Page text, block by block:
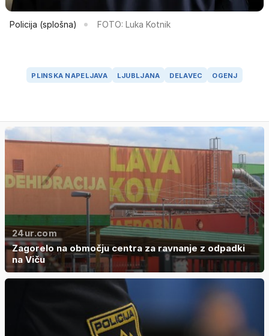
Policija (splošna) FOTO: Luka Kotnik
PLINSKA NAPELJAVA LJUBLJANA DELAVEC OGENJ
24ur.com
Zagorelo na območju centra za ravnanje z odpadki
na Viču